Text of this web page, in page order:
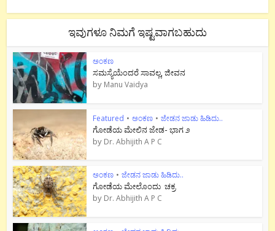
ಇವುಗಳೂ ನಿಮಗೆ ಇಷ್ಟವಾಗಬಹುದು
ಅಂಕಣ
ಸಮಸ್ಯೆಯೆಂದರೆ ಸಾವಲ್ಲ, ಜೀವನ
by Manu Vaidya
Featured • ಅಂಕಣ • ಜೇಡನ ಜಾಡು ಹಿಡಿದು..
ಗೋಡೆಯ ಮೇಲಿನ ಜೇಡ- ಭಾಗ ೨
by Dr. Abhijith A P C
ಅಂಕಣ • ಜೇಡನ ಜಾಡು ಹಿಡಿದು..
ಗೋಡೆಯ ಮೇಲೊಂದು ಚಕ್ರ
by Dr. Abhijith A P C